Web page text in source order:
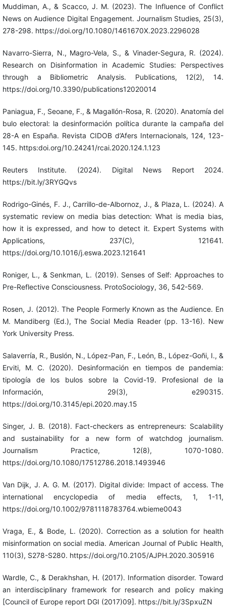
Muddiman, A., & Scacco, J. M. (2023). The Influence of Conflict
News on Audience Digital Engagement. Journalism Studies, 25(3),
278-298. https://doi.org/10.1080/1461670X.2023.2296028
Navarro-Sierra, N., Magro-Vela, S., & Vinader-Segura, R. (2024).
Research on Disinformation in Academic Studies: Perspectives
through a Bibliometric Analysis. Publications, 12(2), 14.
https://doi.org/10.3390/publications12020014
Paniagua, F., Seoane, F., & Magallón-Rosa, R. (2020). Anatomía del
bulo electoral: la desinformación política durante la campaña del
28-A en España. Revista CIDOB d’Afers Internacionals, 124, 123-
145. https:doi.org/10.24241/rcai.2020.124.1.123
Reuters Institute. (2024). Digital News Report 2024.
https://bit.ly/3RYGQvs
Rodrigo-Ginés, F. J., Carrillo-de-Albornoz, J., & Plaza, L. (2024). A
systematic review on media bias detection: What is media bias,
how it is expressed, and how to detect it. Expert Systems with
Applications, 237(C), 121641.
https://doi.org/10.1016/j.eswa.2023.121641
Roniger, L., & Senkman, L. (2019). Senses of Self: Approaches to
Pre-Reflective Consciousness. ProtoSociology, 36, 542-569.
Rosen, J. (2012). The People Formerly Known as the Audience. En
M. Mandiberg (Ed.), The Social Media Reader (pp. 13-16). New
York University Press.
Salaverría, R., Buslón, N., López-Pan, F., León, B., López-Goñi, I., &
Erviti, M. C. (2020). Desinformación en tiempos de pandemia:
tipología de los bulos sobre la Covid-19. Profesional de la
Información, 29(3), e290315.
https://doi.org/10.3145/epi.2020.may.15
Singer, J. B. (2018). Fact-checkers as entrepreneurs: Scalability
and sustainability for a new form of watchdog journalism.
Journalism Practice, 12(8), 1070-1080.
https://doi.org/10.1080/17512786.2018.1493946
Van Dijk, J. A. G. M. (2017). Digital divide: Impact of access. The
international encyclopedia of media effects, 1, 1-11,
https://doi.org/10.1002/9781118783764.wbieme0043
Vraga, E., & Bode, L. (2020). Correction as a solution for health
misinformation on social media. American Journal of Public Health,
110(3), S278-S280. https://doi.org/10.2105/AJPH.2020.305916
Wardle, C., & Derakhshan, H. (2017). Information disorder. Toward
an interdisciplinary framework for research and policy making
[Council of Europe report DGI (2017)09]. https://bit.ly/3SpxuZN